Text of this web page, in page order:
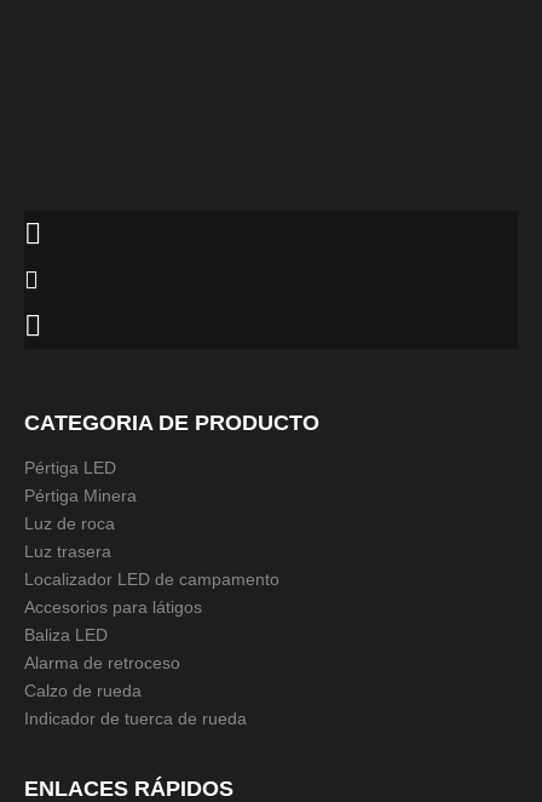
CATEGORIA DE PRODUCTO
Pértiga LED
Pértiga Minera
Luz de roca
Luz trasera
Localizador LED de campamento
Accesorios para látigos
Baliza LED
Alarma de retroceso
Calzo de rueda
Indicador de tuerca de rueda
ENLACES RÁPIDOS